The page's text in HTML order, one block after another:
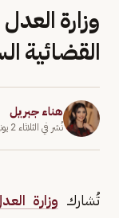
وزارة
القضائية
هناء جبريل
نُشر في الثلاثاء 2 يونيو 2026
تُشارك وزارة